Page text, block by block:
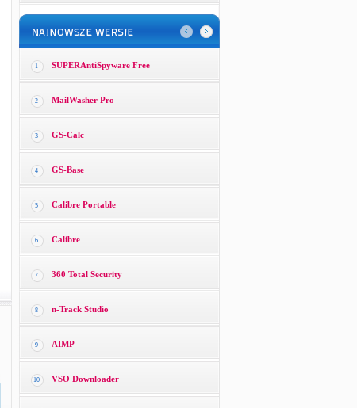
1 SUPERAntiSpyware Free
2 MailWasher Pro
3 GS-Calc
4 GS-Base
5 Calibre Portable
6 Calibre
7 360 Total Security
8 n-Track Studio
9 AIMP
10 VSO Downloader